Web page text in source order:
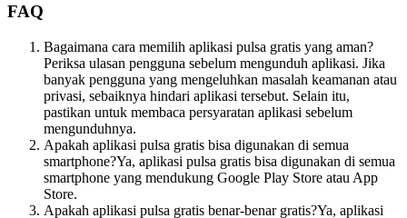
FAQ
Bagaimana cara memilih aplikasi pulsa gratis yang aman?
Periksa ulasan pengguna sebelum mengunduh aplikasi. Jika
banyak pengguna yang mengeluhkan masalah keamanan atau
privasi, sebaiknya hindari aplikasi tersebut. Selain itu,
pastikan untuk membaca persyaratan aplikasi sebelum
mengunduhnya.
Apakah aplikasi pulsa gratis bisa digunakan di semua
smartphone?Ya, aplikasi pulsa gratis bisa digunakan di semua
smartphone yang mendukung Google Play Store atau App
Store.
Apakah aplikasi pulsa gratis benar-benar gratis?Ya, aplikasi